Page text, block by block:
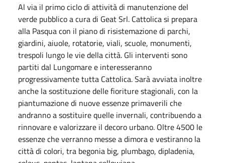
Al via il primo ciclo di attività di manutenzione del
verde pubblico a cura di Geat Srl. Cattolica si prepara
alla Pasqua con il piano di risistemazione di parchi,
giardini, aiuole, rotatorie, viali, scuole, monumenti,
trespoli lungo le vie della città. Gli interventi sono
partiti dal Lungomare e interesseranno
progressivamente tutta Cattolica. Sarà avviata inoltre
anche la sostituzione delle fioriture stagionali, con la
piantumazione di nuove essenze primaverili che
andranno a sostituire quelle invernali, contribuendo a
rinnovare e valorizzare il decoro urbano. Oltre 4500 le
essenze che verranno messe a dimora e vestiranno la
città di colori, tra begonia big, plumbago, dipladenia,